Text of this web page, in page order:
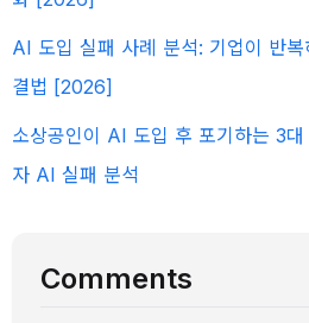
AI 도입 실패 사례 분석: 기업이 반
결법 [2026]
소상공인이 AI 도입 후 포기하는 3
자 AI 실패 분석
Comments